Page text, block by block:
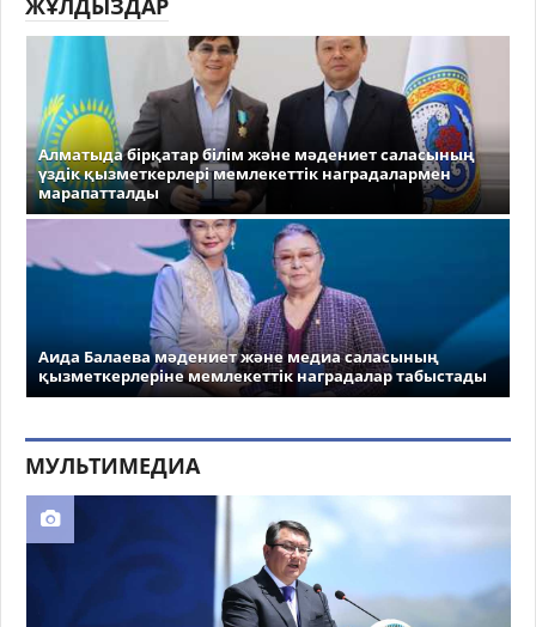
Алматыда бірқатар білім және мәдениет саласының
үздік қызметкерлері мемлекеттік наградалармен
марапатталды
Аида Балаева мәдениет және медиа саласының
қызметкерлеріне мемлекеттік наградалар табыстады
МУЛЬТИМЕДИА